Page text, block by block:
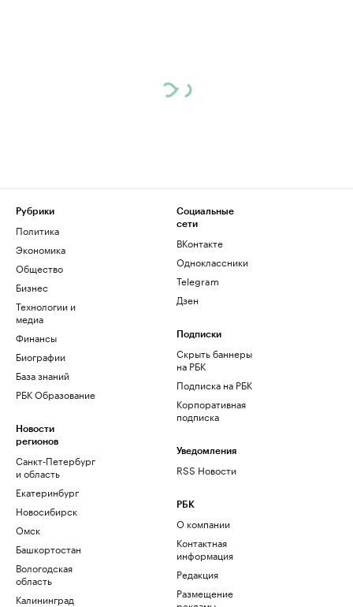
Рубрики
Политика
Экономика
Общество
Бизнес
Технологии и
медиа
Финансы
Биографии
База знаний
РБК Образование
Новости
регионов
Санкт-Петербург
и область
Екатеринбург
Новосибирск
Омск
Башкортостан
Вологодская
область
Калининград
Социальные
сети
ВКонтакте
Одноклассники
Telegram
Дзен
Подписки
Скрыть баннеры
на РБК
Подписка на РБК
Корпоративная
подписка
Уведомления
RSS Новости
РБК
О компании
Контактная
информация
Редакция
Размещение